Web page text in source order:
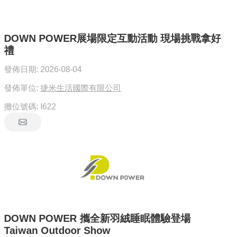
DOWN POWER展場限定互動活動 現場挑戰拿好
禮
發佈日期: 2026-08-04
發佈單位: 捷米生活國際有限公司
攤位號碼: I622
DOWN POWER 攜全新羽絨睡眠體驗登場
Taiwan Outdoor Show